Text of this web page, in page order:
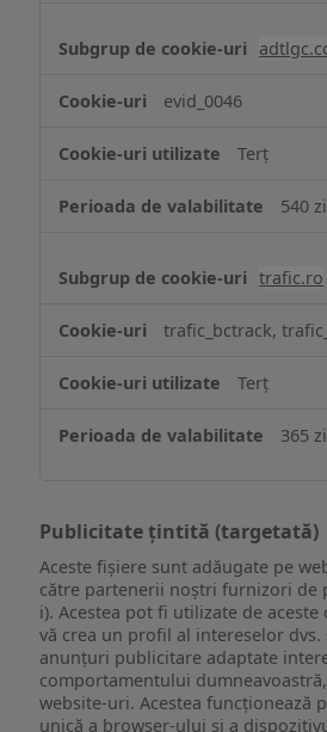
evid_0046
Terț
540
trafic.ro
trafic_bctrack,
Terț
365
Publicitate țintită (targetată)
Aceste fișiere sunt adăugate pe
către partenerii noștri furnizori de
i). Acestea pot fi utilizate de
vă crea un profil al intereselor dvs.
anunțuri publicitare adaptate
comportamentului
website-uri. Acestea funcționează
unică a browser-ului și a